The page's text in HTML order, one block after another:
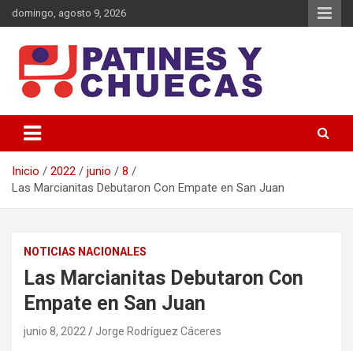
Saltar
al
domingo, agosto 9, 2026
Patines y Chuecas
Inicio 2022 junio
8
Las Marcianitas Debutaron Con Empate en San Juan
NOTICIAS NACIONALES
Las Marcianitas Debutaron Con
Empate en San Juan
junio 8, 2022 Jorge Rodríguez Cáceres